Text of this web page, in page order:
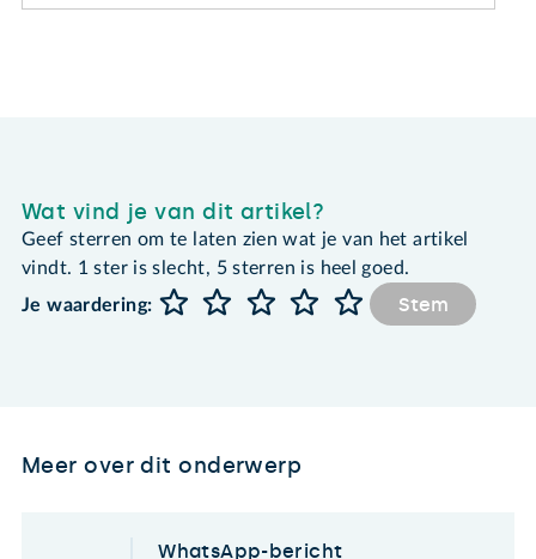
Wat vind je van dit artikel?
Geef sterren om te laten zien wat je van het artikel
vindt. 1 ster is slecht, 5 sterren is heel goed.
Je waardering:
Stem
Meer over dit onderwerp
WhatsApp-bericht